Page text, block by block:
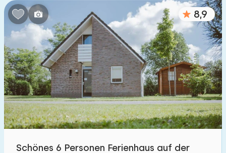
8,9
Schönes 6 Personen Ferienhaus auf der